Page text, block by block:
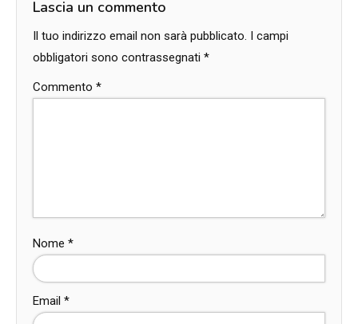
Lascia un commento
Il tuo indirizzo email non sarà pubblicato. I campi
obbligatori sono contrassegnati *
Commento *
Nome *
Email *